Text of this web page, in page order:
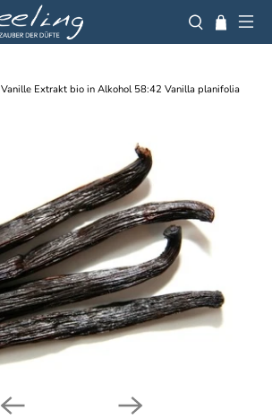
Vanille Extrakt bio in Alkohol 58:42 Vanilla planifolia